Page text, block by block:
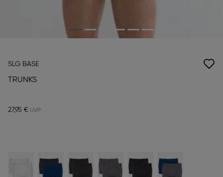
SLG BASE
TRUNKS
27,95 €